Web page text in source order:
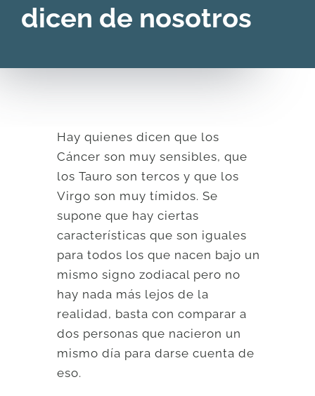
dicen de nosotros
Hay quienes dicen que los
Cáncer son muy sensibles, que
los Tauro son tercos y que los
Virgo son muy tímidos. Se
supone que hay ciertas
características que son iguales
para todos los que nacen bajo un
mismo signo zodiacal pero no
hay nada más lejos de la
realidad, basta con comparar a
dos personas que nacieron un
mismo día para darse cuenta de
eso.